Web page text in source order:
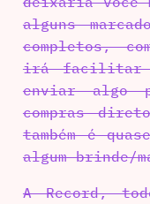
alguns
completos,
irá facilitar
enviar algo
compras
também é
algum brinde/
A Record,